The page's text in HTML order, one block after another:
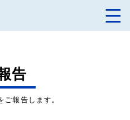
告
報告します。